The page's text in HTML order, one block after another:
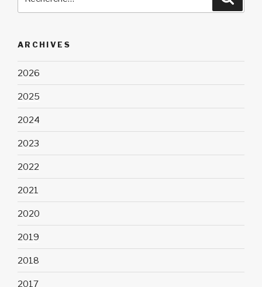
ARCHIVES
2026
2025
2024
2023
2022
2021
2020
2019
2018
2017